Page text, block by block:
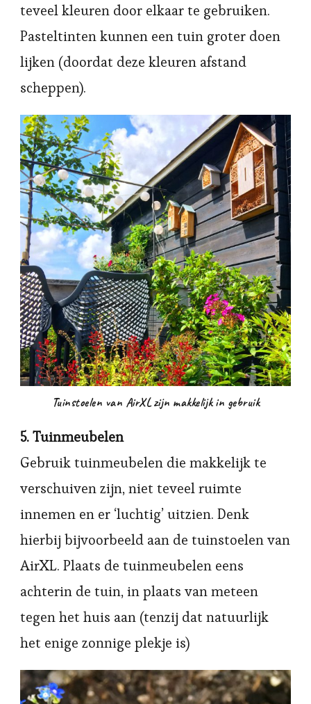
teveel kleuren door elkaar te gebruiken.
Pasteltinten kunnen een tuin groter doen
lijken (doordat deze kleuren afstand
scheppen).
Tuinstoelen van AirXL zijn makkelijk in gebruik
5. Tuinmeubelen
Gebruik tuinmeubelen die makkelijk te
verschuiven zijn, niet teveel ruimte
innemen en er ‘luchtig’ uitzien. Denk
hierbij bijvoorbeeld aan de tuinstoelen van
AirXL. Plaats de tuinmeubelen eens
achterin de tuin, in plaats van meteen
tegen het huis aan (tenzij dat natuurlijk
het enige zonnige plekje is)